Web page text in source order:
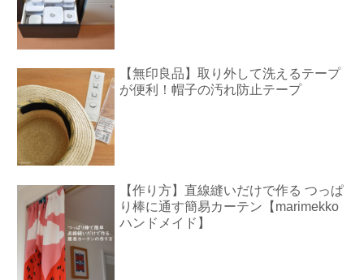
【無印良品】取り外して洗えるテープ
が便利！帽子の汚れ防止テープ
【作り方】直線縫いだけで作る つっぱ
り棒に通す簡易カーテン【marimekko
ハンドメイド】